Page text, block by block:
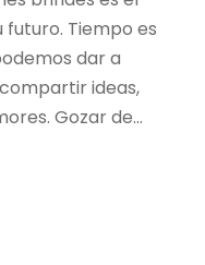
Tiempo es
dar a
ideas,
Gozar de...